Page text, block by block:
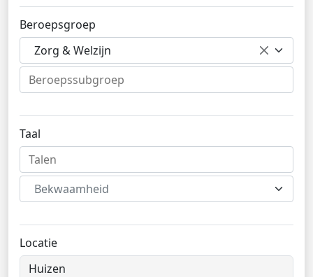
Beroepsgroep
Zorg & Welzijn
Taal
Bekwaamheid
Locatie